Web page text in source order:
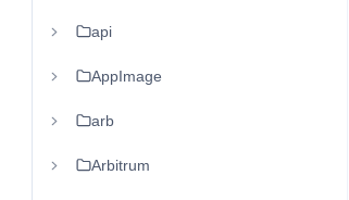
api
AppImage
arb
Arbitrum